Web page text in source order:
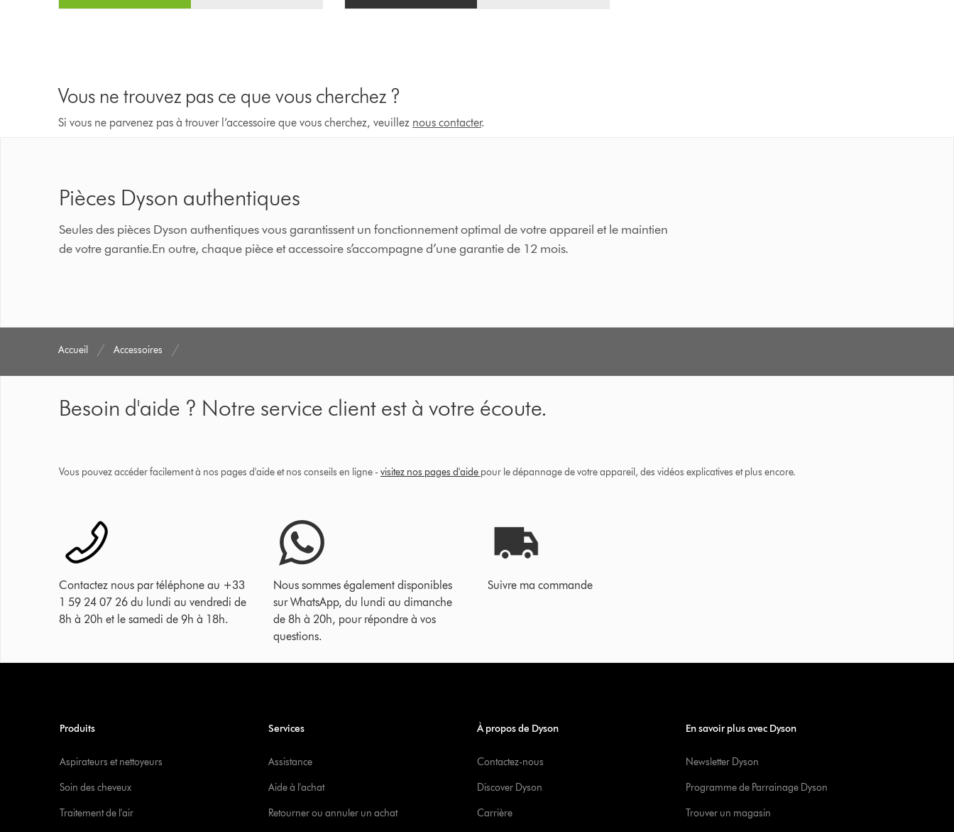
Vous ne trouvez pas ce que vous cherchez ?
Si vous ne parvenez pas à trouver l’accessoire que vous cherchez, veuillez nous contacter.
Pièces Dyson authentiques
Seules des pièces Dyson authentiques vous garantissent un fonctionnement optimal de votre appareil et le maintien
de votre garantie.En outre, chaque pièce et accessoire s’accompagne d’une garantie de 12 mois.
Accueil Accessoires
Besoin d'aide ? Notre service client est à votre écoute.
Vous pouvez accéder facilement à nos pages d'aide et nos conseils en ligne - visitez nos pages d'aide pour le dépannage de votre appareil, des vidéos explicatives et plus encore.
Contactez nous par téléphone au +33
1 59 24 07 26 du lundi au vendredi de
8h à 20h et le samedi de 9h à 18h.
Nous sommes également disponibles
sur WhatsApp, du lundi au dimanche
de 8h à 20h, pour répondre à vos
questions.
Suivre ma commande
Produits
Aspirateurs et nettoyeurs
Soin des cheveux
Traitement de l'air
Services
Assistance
Aide à l'achat
Retourner ou annuler un achat
À propos de Dyson
Contactez-nous
Discover Dyson
Carrière
En savoir plus avec Dyson
Newsletter Dyson
Programme de Parrainage Dyson
Trouver un magasin